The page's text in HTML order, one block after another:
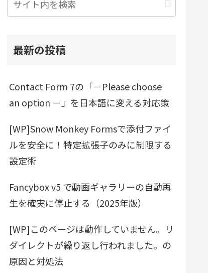
最新の投稿
Contact Form 7の「－Please choose
an option －」を日本語に変える対応策
[WP]Snow Monkey Formsで添付ファイ
ルを安全に！特定拡張子のみに制限する
設定術
Fancybox v5 で動画ギャラリーの自動再
生を確実に停止する（2025年版）
[WP]このページは動作していません。リ
ダイレクトが繰り返し行われました。の
原因と対処法